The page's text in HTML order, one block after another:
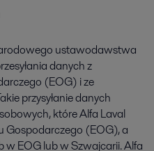
ustawodawstwa
danych z
(EOG) i ze
przysyłanie danych
które Alfa Laval
Gospodarczego (EOG), a
EOG lub w Szwajcarii. Alfa